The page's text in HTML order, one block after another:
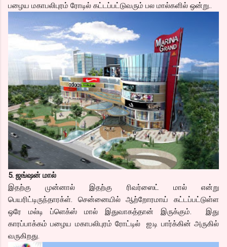
பழைய மகாபலிபுரம் ரோடில் கட்டப்பட்டுவரும் பல மால்களில் ஒன்று..
5. ஜங்ஷன் மால்
இதற்கு முன்னால் இதற்கு ரிவர்ஸைட் மால் என்று
பெயரிட்டிருந்தாரக்ள். சென்னையில் ஆற்றோரமாய் கட்டப்பட்டுள்ள
ஒரே மல்டி ப்ளெக்ஸ் மால் இதுவாகத்தான் இருக்கும். இது
காரப்பாக்கம் பழைய மகாபலிபுரம் ரோட்டில் ஐ.டி பார்க்கின் அருகில்
வருகிறது.